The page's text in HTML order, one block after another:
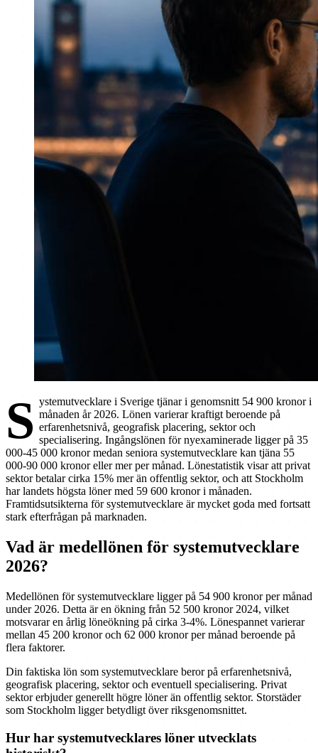
S ystemutvecklare i Sverige tjänar i genomsnitt 54 900 kronor i
månaden år 2026. Lönen varierar kraftigt beroende på
erfarenhetsnivå, geografisk placering, sektor och
specialisering. Ingångslönen för nyexaminerade ligger på 35
000-45 000 kronor medan seniora systemutvecklare kan tjäna 55
000-90 000 kronor eller mer per månad. Lönestatistik visar att privat
sektor betalar cirka 15% mer än offentlig sektor, och att Stockholm
har landets högsta löner med 59 600 kronor i månaden.
Framtidsutsikterna för systemutvecklare är mycket goda med fortsatt
stark efterfrågan på marknaden.
Vad är medellönen för systemutvecklare
2026?
Medellönen för systemutvecklare ligger på 54 900 kronor per månad
under 2026. Detta är en ökning från 52 500 kronor 2024, vilket
motsvarar en årlig löneökning på cirka 3-4%. Lönespannet varierar
mellan 45 200 kronor och 62 000 kronor per månad beroende på
flera faktorer.
Din faktiska lön som systemutvecklare beror på erfarenhetsnivå,
geografisk placering, sektor och eventuell specialisering. Privat
sektor erbjuder generellt högre löner än offentlig sektor. Storstäder
som Stockholm ligger betydligt över riksgenomsnittet.
Hur har systemutvecklares löner utvecklats